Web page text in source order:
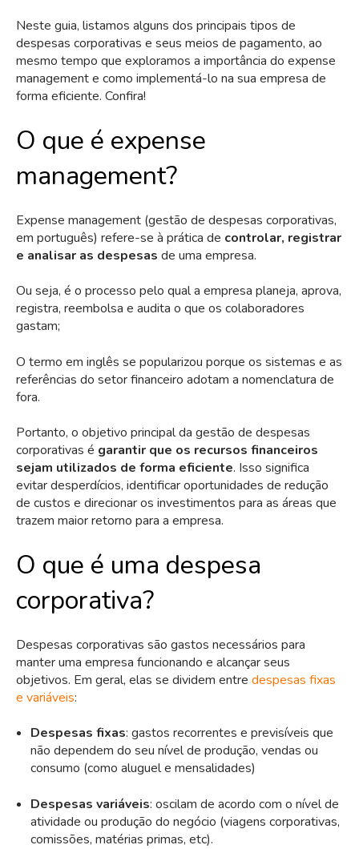
Neste guia, listamos alguns dos principais tipos de
despesas corporativas e seus meios de pagamento, ao
mesmo tempo que exploramos a importância do expense
management e como implementá-lo na sua empresa de
forma eficiente. Confira!
O que é expense
management?
Expense management (gestão de despesas corporativas,
em português) refere-se à prática de controlar, registrar
e analisar as despesas de uma empresa.
Ou seja, é o processo pelo qual a empresa planeja, aprova,
registra, reembolsa e audita o que os colaboradores
gastam;
O termo em inglês se popularizou porque os sistemas e as
referências do setor financeiro adotam a nomenclatura de
fora.
Portanto, o objetivo principal da gestão de despesas
corporativas é garantir que os recursos financeiros
sejam utilizados de forma eficiente. Isso significa
evitar desperdícios, identificar oportunidades de redução
de custos e direcionar os investimentos para as áreas que
trazem maior retorno para a empresa.
O que é uma despesa
corporativa?
Despesas corporativas são gastos necessários para
manter uma empresa funcionando e alcançar seus
objetivos. Em geral, elas se dividem entre despesas fixas
e variáveis:
Despesas fixas: gastos recorrentes e previsíveis que
não dependem do seu nível de produção, vendas ou
consumo (como aluguel e mensalidades)
Despesas variáveis: oscilam de acordo com o nível de
atividade ou produção do negócio (viagens corporativas,
comissões, matérias primas, etc).